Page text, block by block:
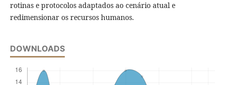
rotinas e protocolos adaptados ao cenário atual e
redimensionar os recursos humanos.
DOWNLOADS